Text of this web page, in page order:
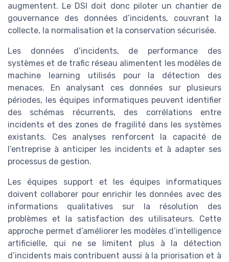
augmentent. Le DSI doit donc piloter un chantier de
gouvernance des données d’incidents, couvrant la
collecte, la normalisation et la conservation sécurisée.
Les données d’incidents, de performance des
systèmes et de trafic réseau alimentent les modèles de
machine learning utilisés pour la détection des
menaces. En analysant ces données sur plusieurs
périodes, les équipes informatiques peuvent identifier
des schémas récurrents, des corrélations entre
incidents et des zones de fragilité dans les systèmes
existants. Ces analyses renforcent la capacité de
l’entreprise à anticiper les incidents et à adapter ses
processus de gestion.
Les équipes support et les équipes informatiques
doivent collaborer pour enrichir les données avec des
informations qualitatives sur la résolution des
problèmes et la satisfaction des utilisateurs. Cette
approche permet d’améliorer les modèles d’intelligence
artificielle, qui ne se limitent plus à la détection
d’incidents mais contribuent aussi à la priorisation et à